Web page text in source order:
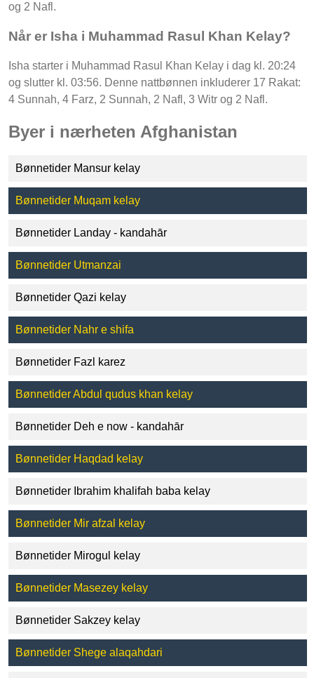
og 2 Nafl.
Når er Isha i Muhammad Rasul Khan Kelay?
Isha starter i Muhammad Rasul Khan Kelay i dag kl. 20:24
og slutter kl. 03:56. Denne nattbønnen inkluderer 17 Rakat:
4 Sunnah, 4 Farz, 2 Sunnah, 2 Nafl, 3 Witr og 2 Nafl.
Byer i nærheten Afghanistan
Bønnetider Mansur kelay
Bønnetider Muqam kelay
Bønnetider Landay - kandahār
Bønnetider Utmanzai
Bønnetider Qazi kelay
Bønnetider Nahr e shifa
Bønnetider Fazl karez
Bønnetider Abdul qudus khan kelay
Bønnetider Deh e now - kandahār
Bønnetider Haqdad kelay
Bønnetider Ibrahim khalifah baba kelay
Bønnetider Mir afzal kelay
Bønnetider Mirogul kelay
Bønnetider Masezey kelay
Bønnetider Sakzey kelay
Bønnetider Shege alaqahdari